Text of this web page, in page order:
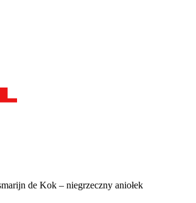
de Kok – niegrzeczny aniołek